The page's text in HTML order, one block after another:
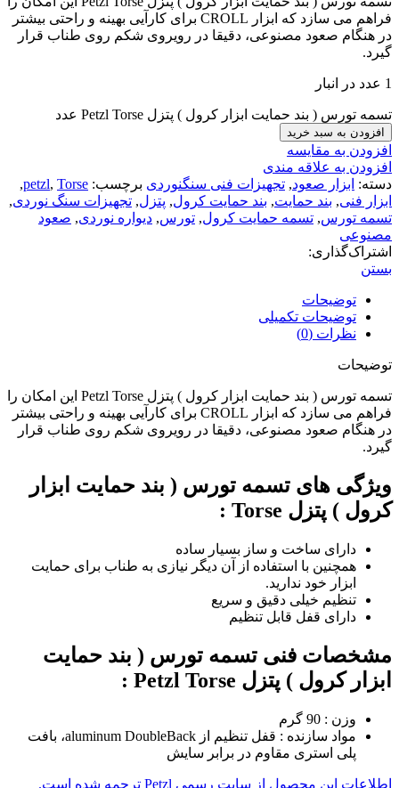
فراهم می سازد که ابزار CROLL برای کارآیی بهینه و راحتی بیشتر
در هنگام صعود مصنوعی، دقیقا در رویروی شکم روی طناب قرار
گیرد.
1 عدد در انبار
تسمه تورس ( بند حمایت ابزار کرول ) پتزل Petzl Torse عدد
افزودن به سبد خرید
افزودن به مقایسه
افزودن به علاقه مندی
دسته: ابزار صعود, تجهیزات فنی سنگنوردی برچسب: petzl, Torse
,
ابزار فنی, بند حمایت, بند حمایت کرول, پتزل, تجهیزات سنگ نوردی,
تسمه تورس, تسمه حمایت کرول, تورس, دیواره نوردی, صعود
مصنوعی
اشتراک‌گذاری:
بستن
توضیحات
توضیحات تکمیلی
نظرات (0)
توضیحات
تسمه تورس ( بند حمایت ابزار کرول ) پتزل Petzl Torse این امکان را
فراهم می سازد که ابزار CROLL برای کارآیی بهینه و راحتی بیشتر
در هنگام صعود مصنوعی، دقیقا در رویروی شکم روی طناب قرار
گیرد.
ویژگی های تسمه تورس ( بند حمایت ابزار
کرول ) پتزل Torse :
دارای ساخت و ساز بسیار ساده
همچنین با استفاده از آن دیگر نیازی به طناب برای حمایت
ابزار خود ندارید.
تنظیم خیلی دقیق و سریع
دارای قفل قابل تنظیم
مشخصات فنی تسمه تورس ( بند حمایت
ابزار کرول ) پتزل Petzl Torse :
وزن : 90 گرم
مواد سازنده : قفل تنظیم از aluminum DoubleBack، بافت
پلی استری مقاوم در برابر سایش
اطلاعات این محصول از سایت رسمی Petzl ترجمه شده است.